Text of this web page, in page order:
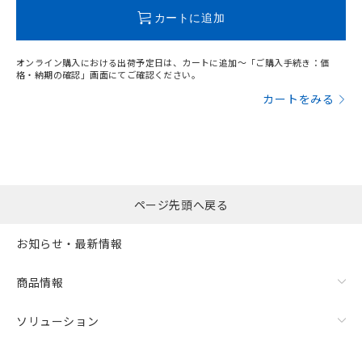
カートに追加
オンライン購入における出荷予定日は、カートに追加～「ご購入手続き：価
格・納期の確認」画面にてご確認ください。
カートをみる
ページ先頭へ戻る
お知らせ・最新情報
商品情報
ソリューション